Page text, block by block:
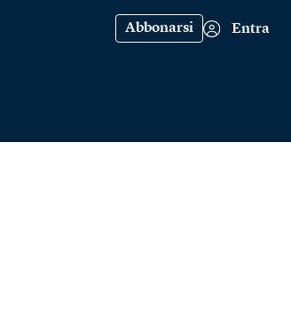
Abbonarsi Entra